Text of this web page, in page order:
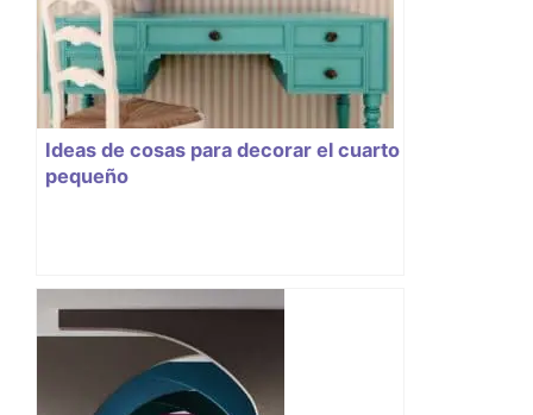
Ideas de cosas para decorar el cuarto
pequeño